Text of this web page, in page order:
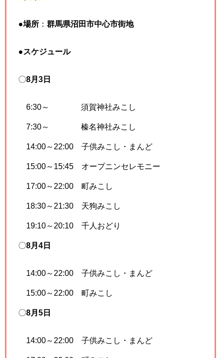
●場所 ： 群馬県沼田市中心市街地
●スケジュール
〇8月3日
6:30～ 須賀神社みこし
7:30～ 榛名神社みこし
14:00～22:00 子供みこし・まんど
15:00～15:45 オープニンセレモニー
17:00～22:00 町みこし
18:30～21:30 天狗みこし
19:10～20:10 千人おどり
〇8月4日
14:00～22:00 子供みこし・まんど
15:00～22:00 町みこし
〇8月5日
14:00～22:00 子供みこし・まんど